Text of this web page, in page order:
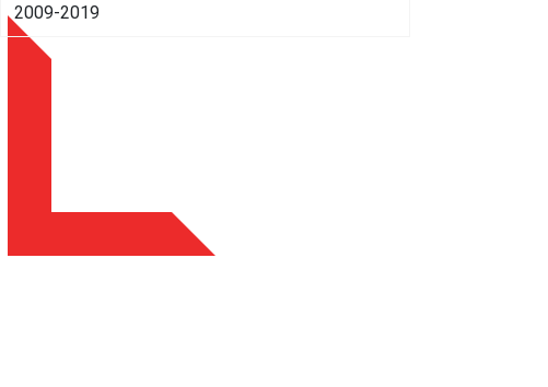
2009-2019